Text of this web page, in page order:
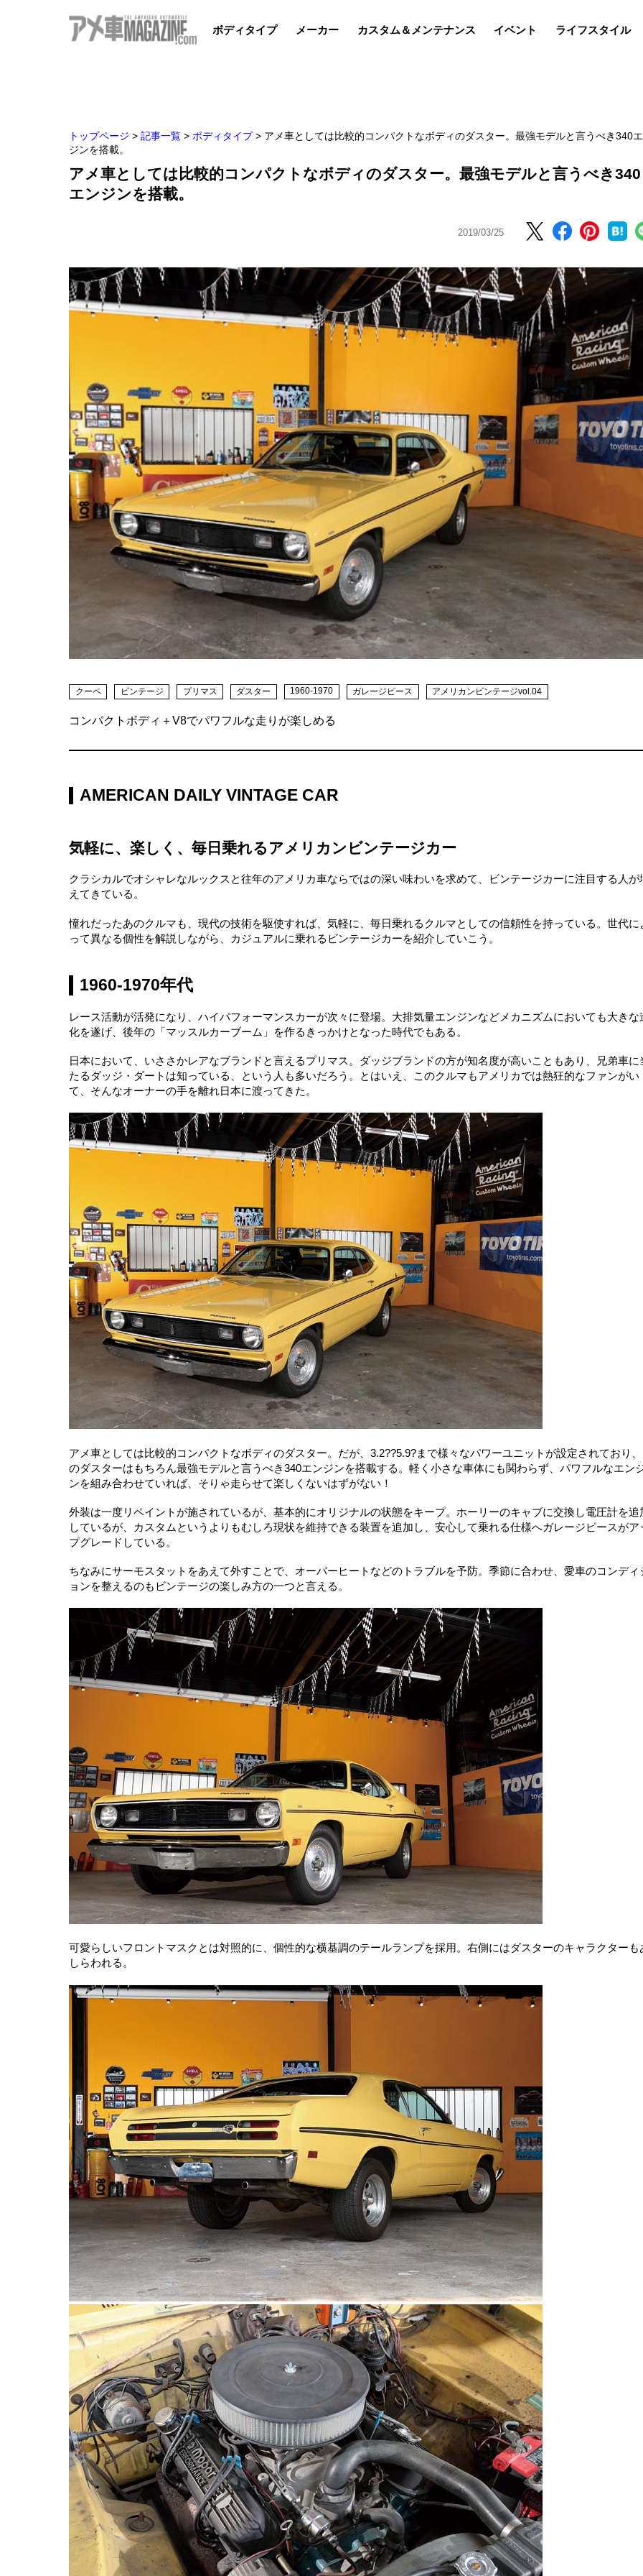
ボディタイプ メーカー カスタム＆メンテナンス イベント ライフスタイル
トップページ > 記事一覧 > ボディタイプ > アメ車としては比較的コンパクトなボディのダスター。最強モデルと言うべき340
ジンを搭載。
アメ車としては比較的コンパクトなボディのダスター。最強モデルと言うべき340
エンジンを搭載。
2019/03/25
クーペ ビンテージ プリマス ダスター 1960-1970 ガレージピース アメリカンビンテージvol.04
コンパクトボディ＋V8でパワフルな走りが楽しめる
AMERICAN DAILY VINTAGE CAR
気軽に、楽しく、毎日乗れるアメリカンビンテージカー
クラシカルでオシャレなルックスと往年のアメリカ車ならではの深い味わいを求めて、ビンテージカーに注目する人が
えてきている。
憧れだったあのクルマも、現代の技術を駆使すれば、気軽に、毎日乗れるクルマとしての信頼性を持っている。世代に
って異なる個性を解説しながら、カジュアルに乗れるビンテージカーを紹介していこう。
1960-1970年代
レース活動が活発になり、ハイパフォーマンスカーが次々に登場。大排気量エンジンなどメカニズムにおいても大きな
化を遂げ、後年の「マッスルカーブーム」を作るきっかけとなった時代でもある。
日本において、いささかレアなブランドと言えるプリマス。ダッジブランドの方が知名度が高いこともあり、兄弟車に
たるダッジ・ダートは知っている、という人も多いだろう。とはいえ、このクルマもアメリカでは熱狂的なファンがい
て、そんなオーナーの手を離れ日本に渡ってきた。
アメ車としては比較的コンパクトなボディのダスター。だが、3.2??5.9?まで様々なパワーユニットが設定されており
のダスターはもちろん最強モデルと言うべき340エンジンを搭載する。軽く小さな車体にも関わらず、パワフルなエン
ンを組み合わせていれば、そりゃ走らせて楽しくないはずがない！
外装は一度リペイントが施されているが、基本的にオリジナルの状態をキープ。ホーリーのキャブに交換し電圧計を追
しているが、カスタムというよりもむしろ現状を維持できる装置を追加し、安心して乗れる仕様へガレージピースがア
プグレードしている。
ちなみにサーモスタットをあえて外すことで、オーバーヒートなどのトラブルを予防。季節に合わせ、愛車のコンディ
ョンを整えるのもビンテージの楽しみ方の一つと言える。
可愛らしいフロントマスクとは対照的に、個性的な横基調のテールランプを採用。右側にはダスターのキャラクターも
しらわれる。